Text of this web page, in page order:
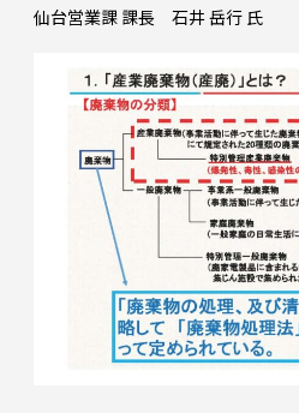
仙台営業課 課長 石井 岳行 氏